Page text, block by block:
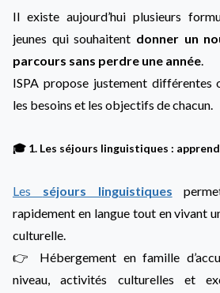
Il existe aujourd’hui plusieurs
jeunes qui souhaitent donner un
parcours sans perdre une année.
ISPA propose justement
les besoins et les objectifs de chacun.
🎓 1. Les séjours linguistiques :
Les séjours linguistiques
rapidement en langue tout en vivant
culturelle.
👉 Hébergement en famille
niveau, activités culturelles et